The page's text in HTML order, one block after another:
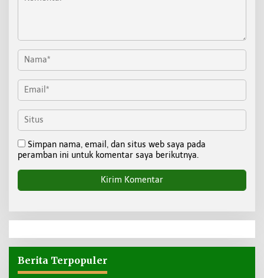
Simpan nama, email, dan situs web saya pada
peramban ini untuk komentar saya berikutnya.
Berita Terpopuler